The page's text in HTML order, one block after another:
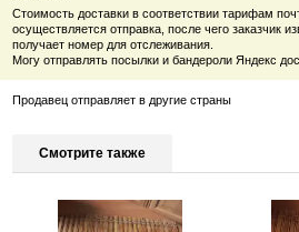
Стоимость доставки в соответствии тарифам
осуществляется отправка, после чего заказчик
получает номер для отслеживания.
Могу отправлять посылки и бандероли Яндекс
Продавец отправляет в другие страны
Смотрите также